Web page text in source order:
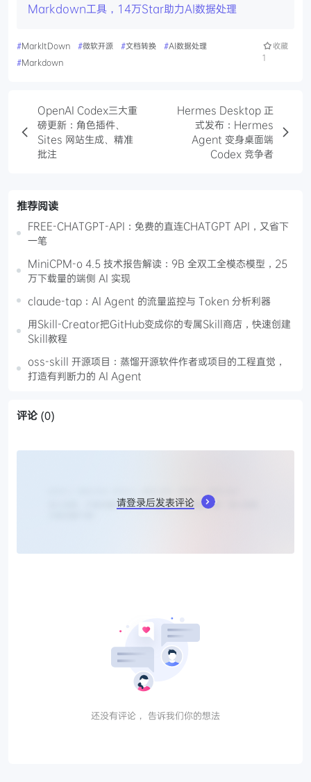
Markdown工具，14万Star助力AI数据处理
#MarkItDown #微软开源 #文档转换 #AI数据处理
#Markdown
收藏
1
OpenAI Codex三大重
磅更新：角色插件、
Sites 网站生成、精准
批注
Hermes Desktop 正
式发布：Hermes
Agent 变身桌面端
Codex 竞争者
推荐阅读
FREE-CHATGPT-API：免费的直连CHATGPT API，又省下
一笔
MiniCPM-o 4.5 技术报告解读：9B 全双工全模态模型，25
万下载量的端侧 AI 实现
claude-tap：AI Agent 的流量监控与 Token 分析利器
用Skill-Creator把GitHub变成你的专属Skill商店，快速创建
Skill教程
oss-skill 开源项目：蒸馏开源软件作者或项目的工程直觉，
打造有判断力的 AI Agent
评论 (0)
请登录后发表评论
还没有评论， 告诉我们你的想法